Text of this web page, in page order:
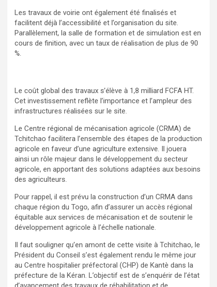
Les travaux de voirie ont également été finalisés et
facilitent déjà l’accessibilité et l’organisation du site.
Parallèlement, la salle de formation et de simulation est en
cours de finition, avec un taux de réalisation de plus de 90
%.
Le coût global des travaux s’élève à 1,8 milliard FCFA HT.
Cet investissement reflète l’importance et l’ampleur des
infrastructures réalisées sur le site.
Le Centre régional de mécanisation agricole (CRMA) de
Tchitchao facilitera l’ensemble des étapes de la production
agricole en faveur d’une agriculture extensive. Il jouera
ainsi un rôle majeur dans le développement du secteur
agricole, en apportant des solutions adaptées aux besoins
des agriculteurs.
Pour rappel, il est prévu la construction d’un CRMA dans
chaque région du Togo, afin d’assurer un accès régional
équitable aux services de mécanisation et de soutenir le
développement agricole à l’échelle nationale.
Il faut souligner qu’en amont de cette visite à Tchitchao, le
Président du Conseil s’est également rendu le même jour
au Centre hospitalier préfectoral (CHP) de Kantè dans la
préfecture de la Kéran. L’objectif est de s’enquérir de l’état